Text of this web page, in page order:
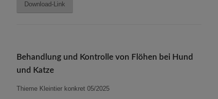
Download-Link
Behandlung und Kontrolle von Flöhen bei Hund
und Katze
Thieme Kleintier konkret 05/2025